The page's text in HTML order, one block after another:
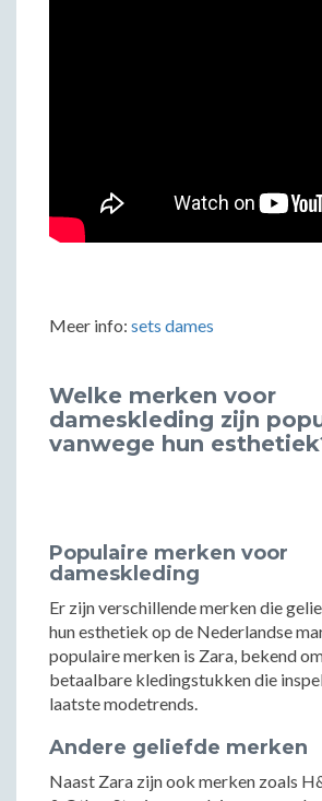
Meer info: sets dames
Welke merken voor
dameskleding zijn
vanwege hun
Populaire merken voor
dameskleding
Er zijn verschillende merken die
hun esthetiek op de Nederlandse
populaire merken is Zara, bekend
betaalbare kledingstukken die
laatste modetrends.
Andere geliefde merken
Naast Zara zijn ook merken zoals